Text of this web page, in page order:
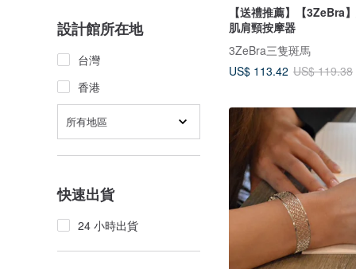
設計館所在地
台灣
香港
所有地區
快速出貨
24 小時出貨
【送禮推薦】【3ZeBra
肌肩頸按摩器
3ZeBra三隻斑馬
US$ 113.42 US$ 119.38